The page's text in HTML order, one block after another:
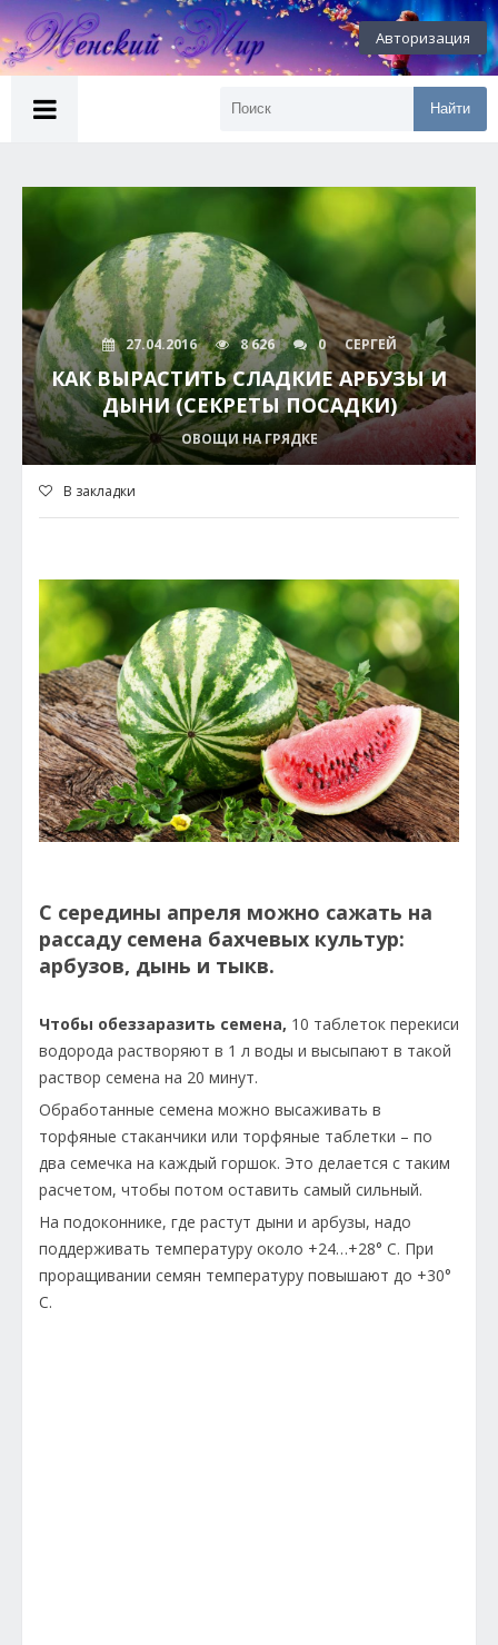
Авторизация
Найти
27.04.2016 8 626 0 СЕРГЕЙ
КАК ВЫРАСТИТЬ СЛАДКИЕ АРБУЗЫ И
ДЫНИ (СЕКРЕТЫ ПОСАДКИ)
ОВОЩИ НА ГРЯДКЕ
В закладки
С середины апреля можно сажать на
рассаду семена бахчевых культур:
арбузов, дынь и тыкв.
Чтобы обеззаразить семена, 10 таблеток перекиси
водорода растворяют в 1 л воды и высыпают в такой
раствор семена на 20 минут.
Обработанные семена можно высаживать в
торфяные стаканчики или торфяные таблетки – по
два семечка на каждый горшок. Это делается с таким
расчетом, чтобы потом оставить самый сильный.
На подоконнике, где растут дыни и арбузы, надо
поддерживать температуру около +24…+28° С. При
проращивании семян температуру повышают до +30°
С.